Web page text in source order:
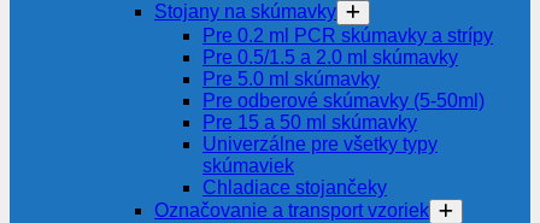
Stojany na skúmavky
Pre 0.2 ml PCR skúmavky a strípy
Pre 0.5/1.5 a 2.0 ml skúmavky
Pre 5.0 ml skúmavky
Pre odberové skúmavky (5-50ml)
Pre 15 a 50 ml skúmavky
Univerzálne pre všetky typy
skúmaviek
Chladiace stojančeky
Označovanie a transport vzoriek